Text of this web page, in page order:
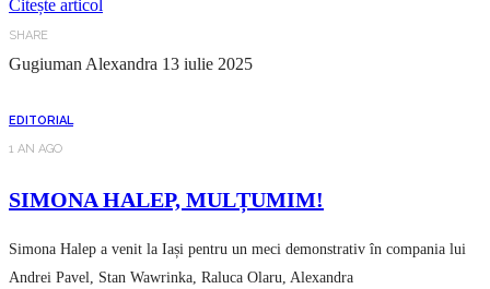
Citește articol
SHARE
Gugiuman Alexandra 13 iulie 2025
EDITORIAL
1 AN AGO
SIMONA HALEP, MULȚUMIM!
Simona Halep a venit la Iași pentru un meci demonstrativ în compania lui
Andrei Pavel, Stan Wawrinka, Raluca Olaru, Alexandra